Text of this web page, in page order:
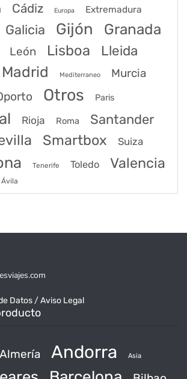
Cádiz Europa Extremadura
Galicia Gijón Granada
León Lisboa Lleida
Madrid Mediterraneo Murcia
Otros Paris
Rioja Roma Santander
Smartbox Suiza
Tenerife Toledo Valencia
Ávila
Datos / Aviso Legal
Almería Andorra Asia